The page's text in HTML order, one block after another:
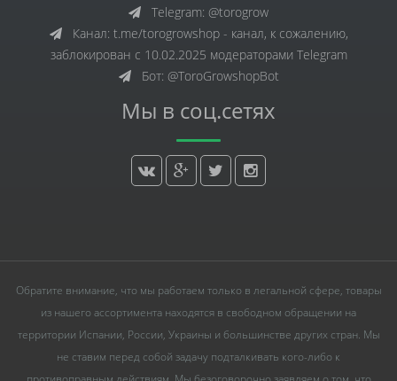
Telegram: @torogrow
Канал: t.me/torogrowshop - канал, к сожалению,
заблокирован с 10.02.2025 модераторами Telegram
Бот: @ToroGrowshopBot
Мы в соц.сетях
Обратите внимание, что мы работаем только в легальной сфере, товары
из нашего ассортимента находятся в свободном обращении на
территории Испании, России, Украины и большинстве других стран. Мы
не ставим перед собой задачу подталкивать кого-либо к